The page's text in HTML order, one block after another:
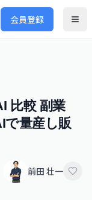
会員登録
比較 副業
で量産し販
前田 壮一